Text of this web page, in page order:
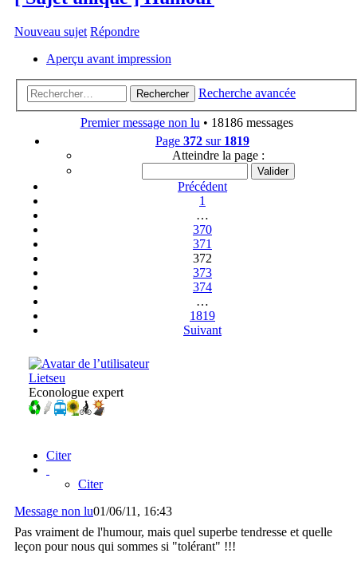
Nouveau sujet Répondre
Aperçu avant impression
Rechercher Recherche avancée
Premier message non lu • 18186 messages
Page 372 sur 1819
Atteindre la page :
Précédent
1
…
370
371
372
373
374
…
1819
Suivant
Lietseu
Econologue expert
Citer
Citer
Message non lu01/06/11, 16:43
Pas vraiment de l'humour, mais quel superbe tendresse et quelle
leçon pour nous qui sommes si "tolérant" !!!